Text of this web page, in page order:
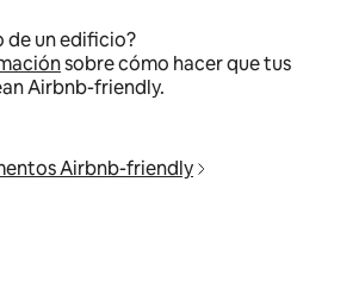
de un edificio?
sobre cómo hacer que tus
Airbnb-friendly.
Airbnb-friendly